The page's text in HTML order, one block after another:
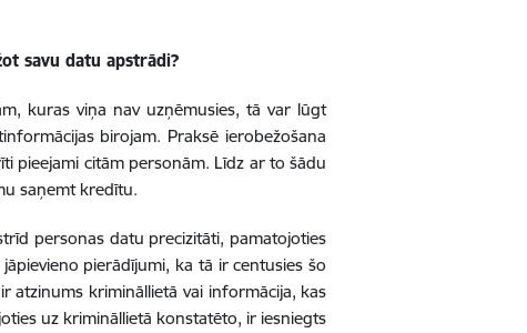
savu datu apstrādi?
kuras viņa nav uzņēmusies, tā var lūgt
birojam. Praksē ierobežošana
pieejami citām personām. Līdz ar to šādu
saņemt kredītu.
personas datu precizitāti, pamatojoties
pierādījumi, ka tā ir centusies šo
atzinums krimināllietā vai informācija, kas
uz krimināllietā konstatēto, ir iesniegts